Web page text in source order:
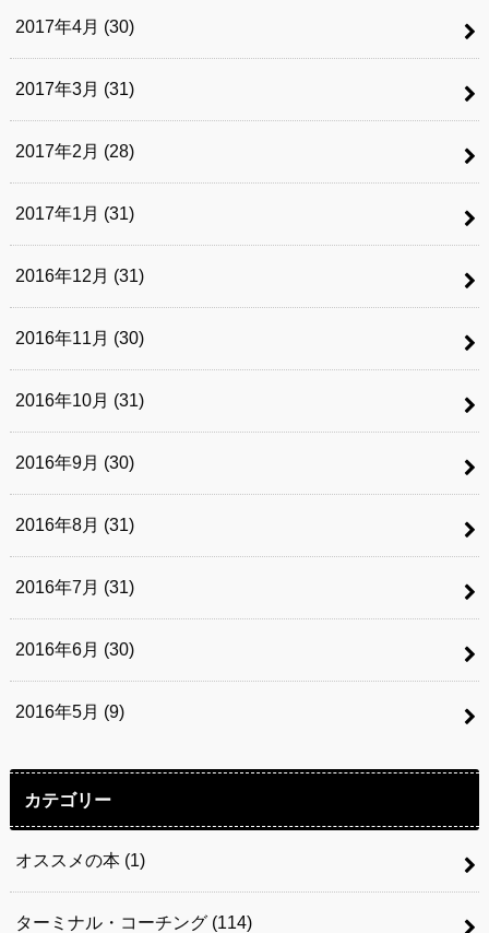
2017年4月 (30)
2017年3月 (31)
2017年2月 (28)
2017年1月 (31)
2016年12月 (31)
2016年11月 (30)
2016年10月 (31)
2016年9月 (30)
2016年8月 (31)
2016年7月 (31)
2016年6月 (30)
2016年5月 (9)
カテゴリー
オススメの本 (1)
ターミナル・コーチング (114)